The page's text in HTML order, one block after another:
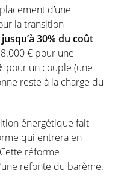
d’une
la transition
30% du coût
€ pour une
pour un couple (une
reste à la charge du
énergétique fait
qui entrera en
réforme
refonte du barème.